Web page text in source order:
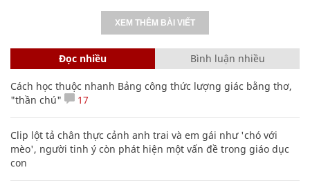
XEM THÊM BÀI VIẾT
Đọc nhiều Bình luận nhiều
Cách học thuộc nhanh Bảng công thức lượng giác bằng thơ,
"thần chú"
17
Clip lột tả chân thực cảnh anh trai và em gái như 'chó với
mèo', người tinh ý còn phát hiện một vấn đề trong giáo dục
con